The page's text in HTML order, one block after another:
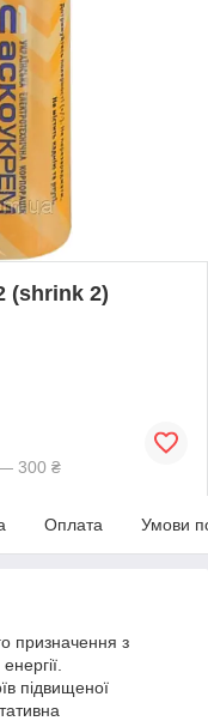
(shrink 2)
— 300 ₴
Оплата Умови
призначення з
підвищеної